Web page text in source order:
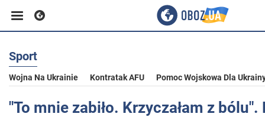
Biznes
Sport
Sport
Wojna Na Ukrainie Kontratak AFU Pomoc Wojskowa Dla
"To mnie zabiło. Krzyczałam z bólu".